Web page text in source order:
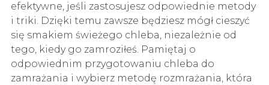
efektywne, jeśli zastosujesz odpowiednie metody
i triki. Dzięki temu zawsze będziesz mógł cieszyć
się smakiem świeżego chleba, niezależnie od
tego, kiedy go zamroziłeś. Pamiętaj o
odpowiednim przygotowaniu chleba do
zamrażania i wybierz metodę rozmrażania, która